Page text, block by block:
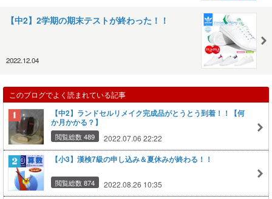
【中2】2学期の期末テストが終わった！！
2022.12.04
このブログでよく読まれている記事
【中2】ランドセルリメイク完成品がとうとう到着！！【何
か月かかる？】
閲覧総数 489 2022.07.06 22:22
【小3】漢検7級の申し込み＆夏休みが終わる！！
閲覧総数 874 2022.08.26 10:35